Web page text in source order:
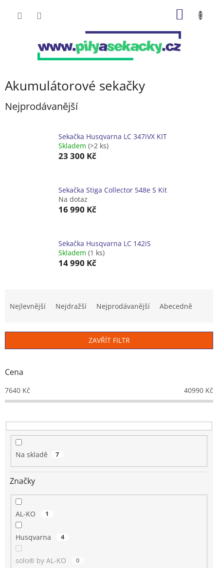
Akumulátorové sekačky
Nejprodávanější
Sekačka Husqvarna LC 347iVX KIT
Skladem (>2 ks)
23 300 Kč
Sekačka Stiga Collector 548e S Kit
Na dotaz
16 990 Kč
Sekačka Husqvarna LC 142iS
Skladem (1 ks)
14 990 Kč
í
r
d
u
t
ů
Nejlevnější Nejdražší Nejprodávanější Abecedně
ZAVŘÍT FILTR
Cena
7640 Kč 40990 Kč
Na skladě 7
Značky
AL-KO 1
Husqvarna 4
solo® by AL-KO 0